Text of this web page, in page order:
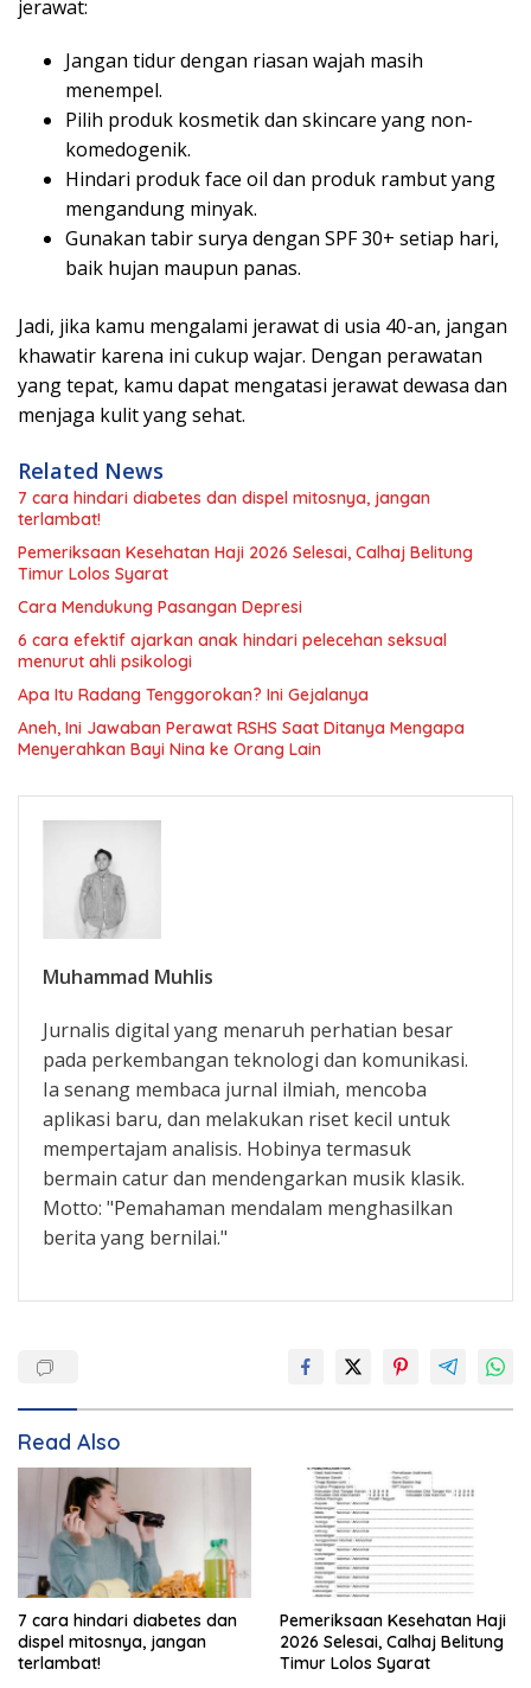
jerawat:
Jangan tidur dengan riasan wajah masih
menempel.
Pilih produk kosmetik dan skincare yang non-
komedogenik.
Hindari produk face oil dan produk rambut yang
mengandung minyak.
Gunakan tabir surya dengan SPF 30+ setiap hari,
baik hujan maupun panas.
Jadi, jika kamu mengalami jerawat di usia 40-an, jangan
khawatir karena ini cukup wajar. Dengan perawatan
yang tepat, kamu dapat mengatasi jerawat dewasa dan
menjaga kulit yang sehat.
Related News
7 cara hindari diabetes dan dispel mitosnya, jangan
terlambat!
Pemeriksaan Kesehatan Haji 2026 Selesai, Calhaj Belitung
Timur Lolos Syarat
Cara Mendukung Pasangan Depresi
6 cara efektif ajarkan anak hindari pelecehan seksual
menurut ahli psikologi
Apa Itu Radang Tenggorokan? Ini Gejalanya
Aneh, Ini Jawaban Perawat RSHS Saat Ditanya Mengapa
Menyerahkan Bayi Nina ke Orang Lain
Muhammad Muhlis
Jurnalis digital yang menaruh perhatian besar
pada perkembangan teknologi dan komunikasi.
Ia senang membaca jurnal ilmiah, mencoba
aplikasi baru, dan melakukan riset kecil untuk
mempertajam analisis. Hobinya termasuk
bermain catur dan mendengarkan musik klasik.
Motto: "Pemahaman mendalam menghasilkan
berita yang bernilai."
Read Also
7 cara hindari diabetes dan
dispel mitosnya, jangan
terlambat!
Pemeriksaan Kesehatan Haji
2026 Selesai, Calhaj Belitung
Timur Lolos Syarat